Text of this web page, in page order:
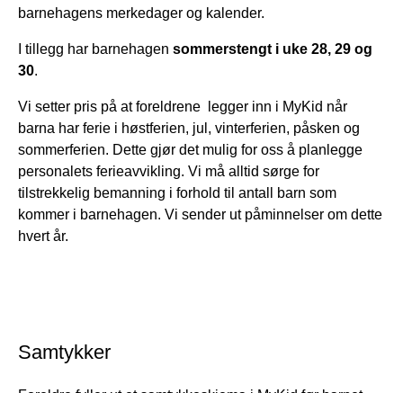
barnehagens merkedager og kalender.
I tillegg har barnehagen sommerstengt i uke 28, 29 og
30.
Vi setter pris på at foreldrene legger inn i MyKid når
barna har ferie i høstferien, jul, vinterferien, påsken og
sommerferien. Dette gjør det mulig for oss å planlegge
personalets ferieavvikling. Vi må alltid sørge for
tilstrekkelig bemanning i forhold til antall barn som
kommer i barnehagen. Vi sender ut påminnelser om dette
hvert år.
Samtykker